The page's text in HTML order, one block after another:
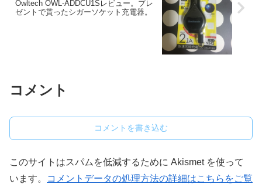
Owltech OWL-ADDCU1Sレビュー。プレ
ゼントで貰ったシガーソケット充電器。
コメント
コメントを書き込む
このサイトはスパムを低減するために Akismet を使って
います。
コメントデータの処理方法の詳細はこちらをご覧